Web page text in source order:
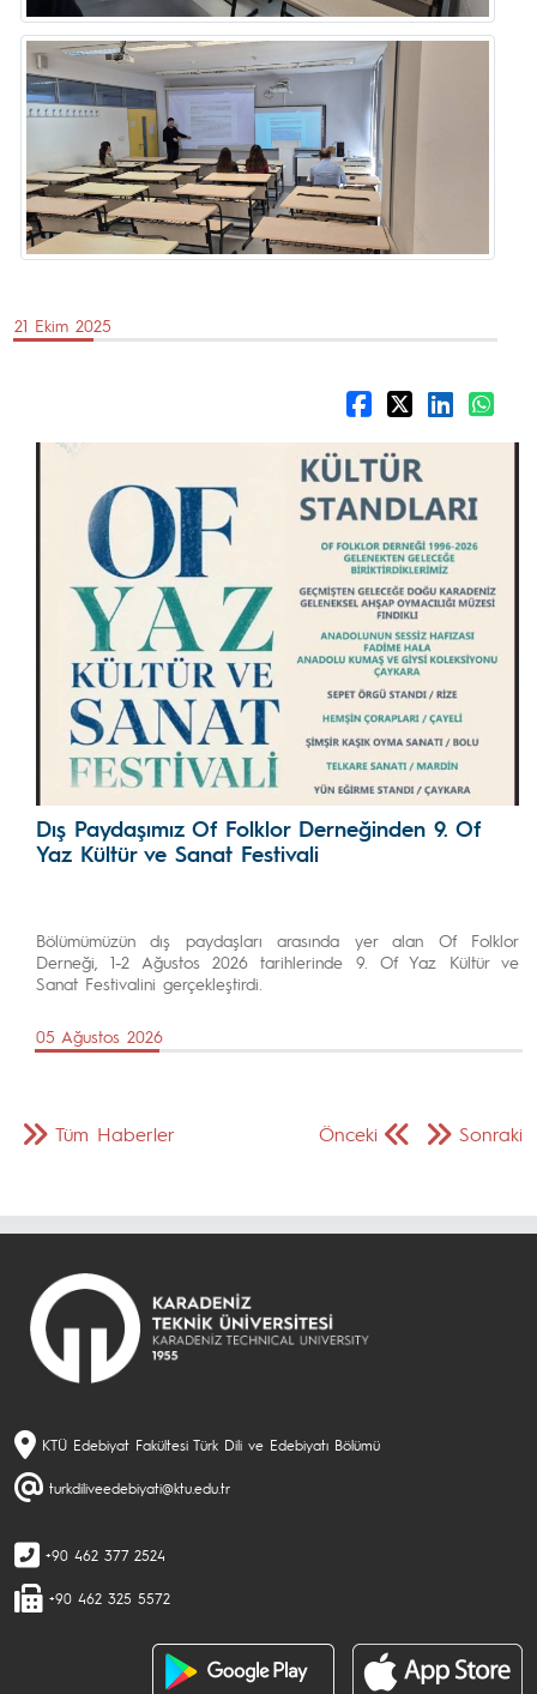
21 Ekim 2025
Dış Paydaşımız Of Folklor Derneğinden 9. Of
Yaz Kültür ve Sanat Festivali
Bölümümüzün dış paydaşları arasında yer alan Of Folklor
Derneği, 1-2 Ağustos 2026 tarihlerinde 9. Of Yaz Kültür ve
Sanat Festivalini gerçekleştirdi.
05 Ağustos 2026
Önceki Sonraki
Tüm Haberler
KTÜ Edebiyat Fakültesi Türk Dili ve Edebiyatı Bölümü
turkdiliveedebiyati@ktu.edu.tr
+90 462 377 2524
+90 462 325 5572